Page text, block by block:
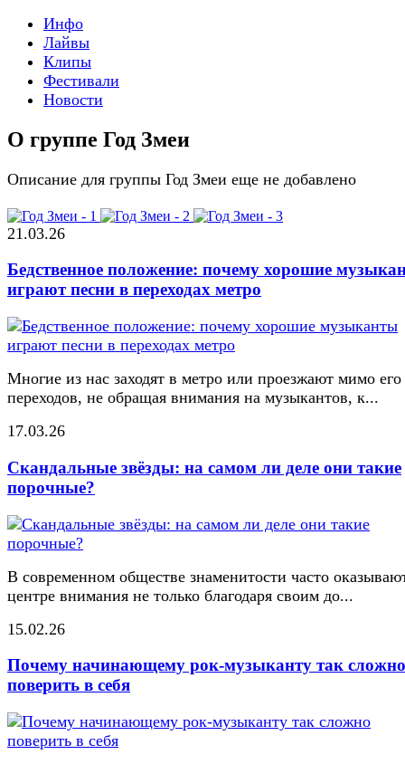
Инфо
Лайвы
Клипы
Фестивали
Новости
О группе Год Змеи
Описание для группы Год Змеи еще не добавлено
21.03.26
Бедственное положение: почему хорошие
играют песни в переходах метро
Многие из нас заходят в метро или проезжают мимо его
переходов, не обращая внимания на музыкантов, к...
17.03.26
Скандальные звёзды: на самом ли деле они такие
порочные?
В современном обществе знаменитости часто
центре внимания не только благодаря своим до...
15.02.26
Почему начинающему рок-музыканту так сложно
поверить в себя